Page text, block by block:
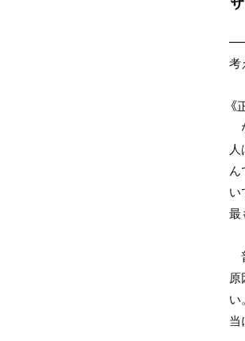
考
《
ん
い
最
原
い
当